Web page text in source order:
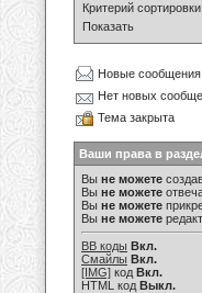
Критерий сортировки
Показать
Новые сообщения
Нет новых
Тема закрыта
Ваши права в
Вы не можете
Вы не можете
Вы не можете
Вы не можете
BB коды Вкл.
Смайлы Вкл.
[IMG] код Вкл.
HTML код Выкл.